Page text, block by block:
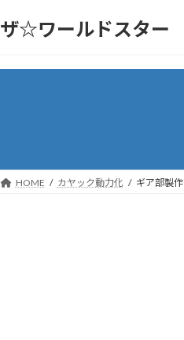
ザ☆ワールドスター
HOME カヤック動力化 ギア部製作